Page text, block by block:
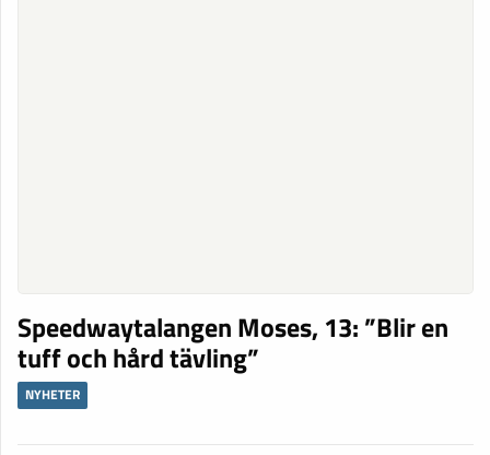
Speedwaytalangen Moses, 13: ”Blir en
tuff och hård tävling”
NYHETER